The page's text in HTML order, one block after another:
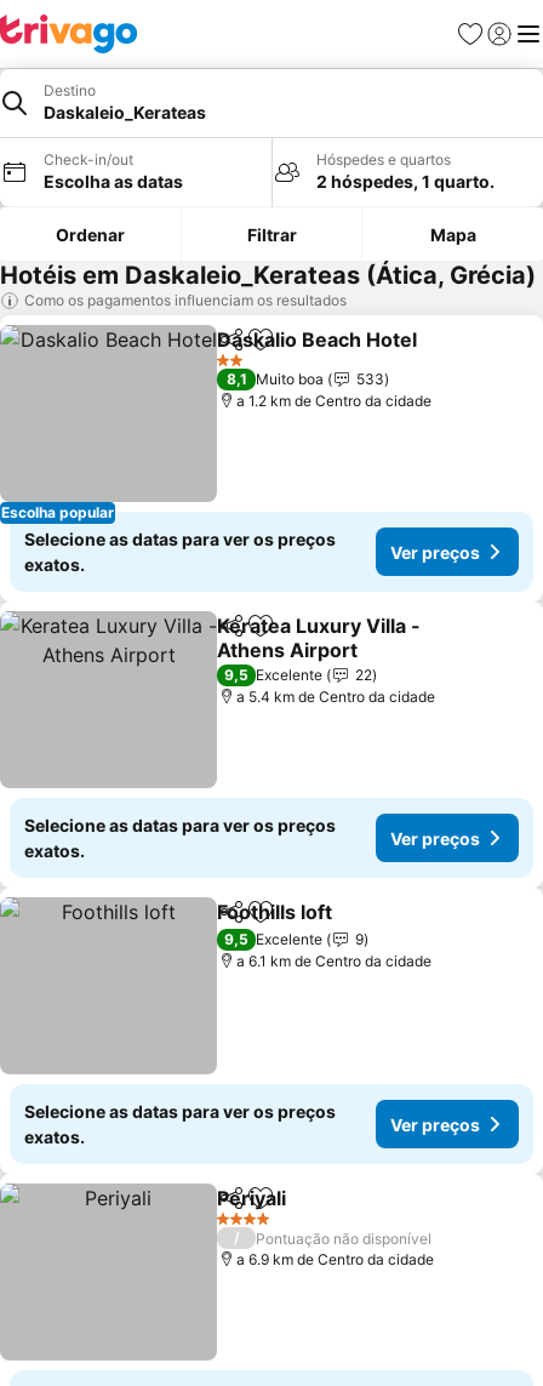
Favoritos
Iniciar
Destino
Daskaleio_Kerateas
Check-in/out
Escolha as datas
Hóspedes e quartos
2 hóspedes, 1 quarto.
Ordenar Filtrar Mapa
Hotéis em Daskaleio_Kerateas (Ática, Grécia)
Como os pagamentos influenciam os resultados
Escolha popular
PartilharAdicionar aos favoritos
Daskalio Beach Hotel
2 Estrelas
8,1 Muito boa
533
a 1.2 km de Centro da cidade
Selecione as datas para ver os preços
exatos.
Ver preços
PartilharAdicionar aos favoritos
Keratea Luxury Villa -
Athens Airport
Ver preços
9,5 Excelente
22
a 5.4 km de Centro da cidade
Selecione as datas para ver os preços
exatos.
Ver preços
PartilharAdicionar aos favoritos
Foothills loft
9,5 Excelente
9
a 6.1 km de Centro da cidade
Selecione as datas para ver os preços
exatos.
Ver preços
PartilharAdicionar aos favoritos
Periyali
4 Estrelas
/
Pontuação não disponível
a 6.9 km de Centro da cidade